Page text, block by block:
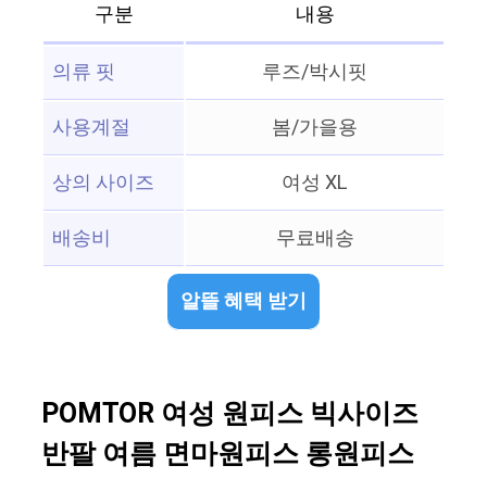
구분
내용
의류 핏
루즈/박시핏
사용계절
봄/가을용
상의 사이즈
여성 XL
배송비
무료배송
알뜰 혜택 받기
POMTOR 여성 원피스 빅사이즈
반팔 여름 면마원피스 롱원피스